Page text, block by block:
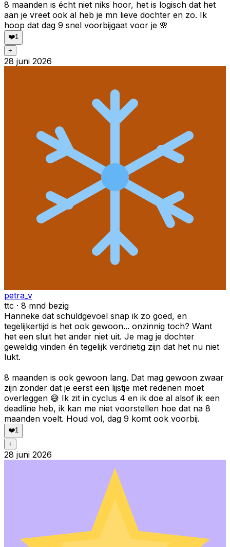
8 maanden is écht niet niks hoor, het is logisch dat het
aan je vreet ook al heb je mn lieve dochter en zo. Ik
hoop dat dag 9 snel voorbijgaat voor je 🌸
❤️1
+
28 juni 2026
petra_v
ttc · 8 mnd bezig
Hanneke dat schuldgevoel snap ik zo goed, en
tegelijkertijd is het ook gewoon... onzinnig toch? Want
het een sluit het ander niet uit. Je mag je dochter
geweldig vinden én tegelijk verdrietig zijn dat het nu niet
lukt.
8 maanden is ook gewoon lang. Dat mag gewoon zwaar
zijn zonder dat je eerst een lijstje met redenen moet
overleggen 😅 Ik zit in cyclus 4 en ik doe al alsof ik een
deadline heb, ik kan me niet voorstellen hoe dat na 8
maanden voelt. Houd vol, dag 9 komt ook voorbij.
❤️1
+
28 juni 2026